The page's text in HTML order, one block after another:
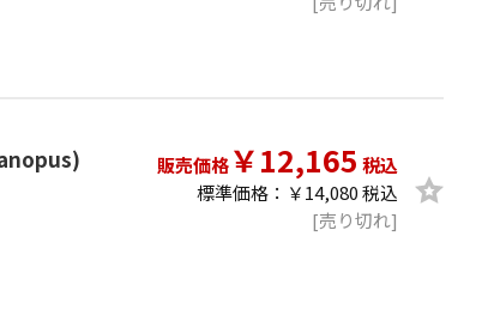
販売価格￥12,165 税込
標準価格：￥14,080 税込
[売り切れ]